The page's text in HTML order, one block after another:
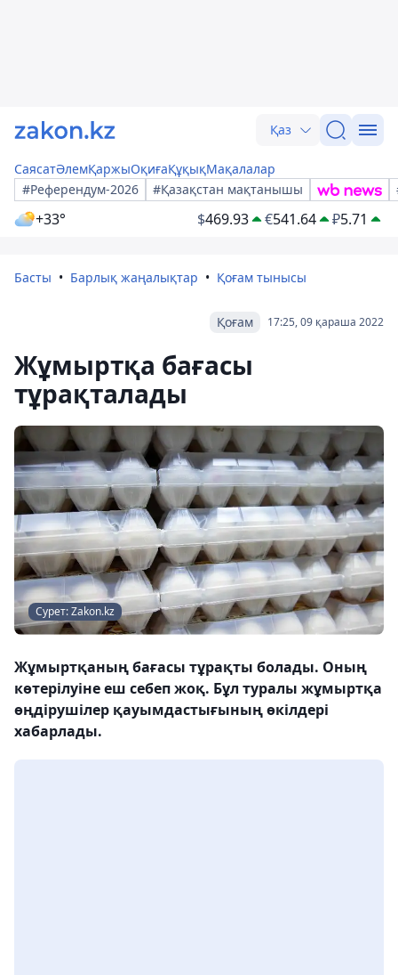
Қаз
СаясатӘлемҚаржыОқиғаҚұқықМақалалар
#Референдум-2026
#Қазақстан мақтанышы
+33° $469.93 €541.64 ₽5.71
Басты Барлық жаңалықтар Қоғам тынысы
17:25, 09 қараша 2022
Қоғам
Жұмыртқа бағасы
тұрақталады
Сурет: Zakon.kz
Жұмыртқаның бағасы тұрақты болады. Оның
көтерілуіне еш себеп жоқ. Бұл туралы жұмыртқа
өңдірушілер қауымдастығының өкілдері
хабарлады.